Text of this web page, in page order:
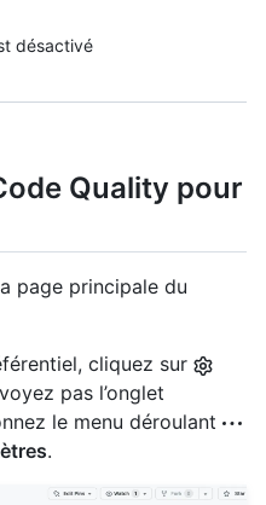
désactivé
Quality pour
page principale du
cliquez sur
pas l’onglet
le menu déroulant
.